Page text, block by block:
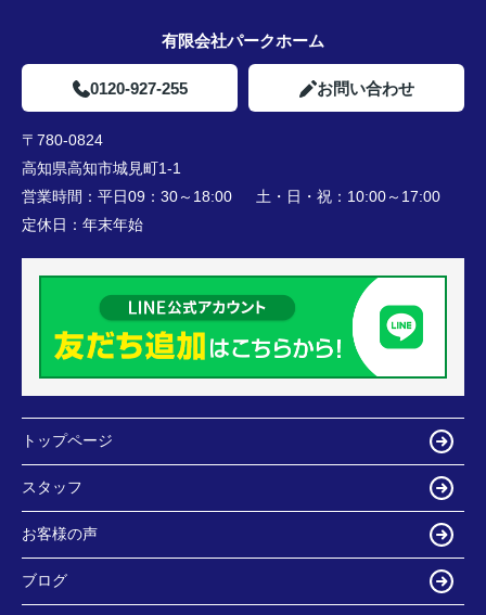
有限会社パークホーム
0120-927-255 お問い合わせ
〒780-0824
高知県高知市城見町1-1
営業時間： 平日09：30～18:00 土・日・祝：10:00～17:00
定休日： 年末年始
トップページ
スタッフ
お客様の声
ブログ